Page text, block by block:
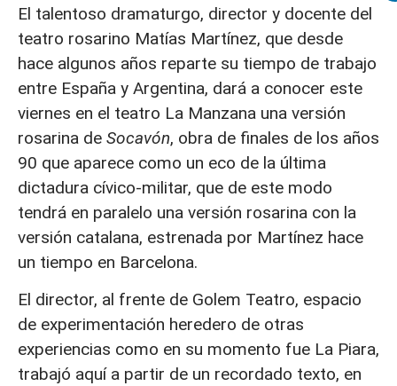
El talentoso dramaturgo, director y docente del
teatro rosarino Matías Martínez, que desde
hace algunos años reparte su tiempo de trabajo
entre España y Argentina, dará a conocer este
viernes en el teatro La Manzana una versión
rosarina de Socavón, obra de finales de los años
90 que aparece como un eco de la última
dictadura cívico-militar, que de este modo
tendrá en paralelo una versión rosarina con la
versión catalana, estrenada por Martínez hace
un tiempo en Barcelona.
El director, al frente de Golem Teatro, espacio
de experimentación heredero de otras
experiencias como en su momento fue La Piara,
trabajó aquí a partir de un recordado texto, en